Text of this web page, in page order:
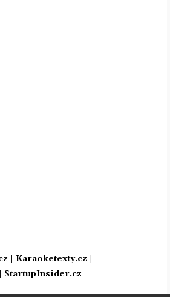
Karaoketexty.cz
StartupInsider.cz